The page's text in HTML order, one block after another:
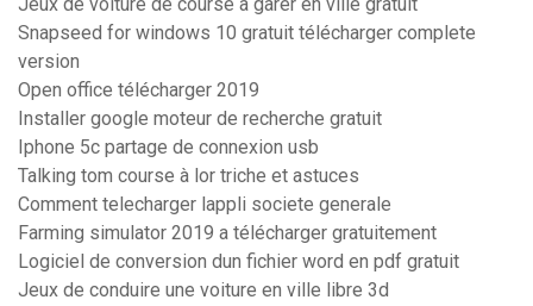
Jeux de voiture de course a garer en ville gratuit
Snapseed for windows 10 gratuit télécharger complete
version
Open office télécharger 2019
Installer google moteur de recherche gratuit
Iphone 5c partage de connexion usb
Talking tom course à lor triche et astuces
Comment telecharger lappli societe generale
Farming simulator 2019 a télécharger gratuitement
Logiciel de conversion dun fichier word en pdf gratuit
Jeux de conduire une voiture en ville libre 3d